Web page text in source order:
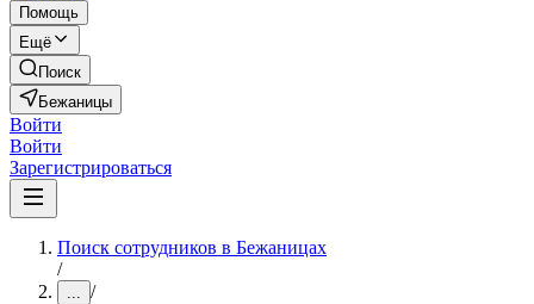
Помощь
Ещё
Поиск
Бежаницы
Войти
Войти
Зарегистрироваться
Поиск сотрудников в Бежаницах
/
... /